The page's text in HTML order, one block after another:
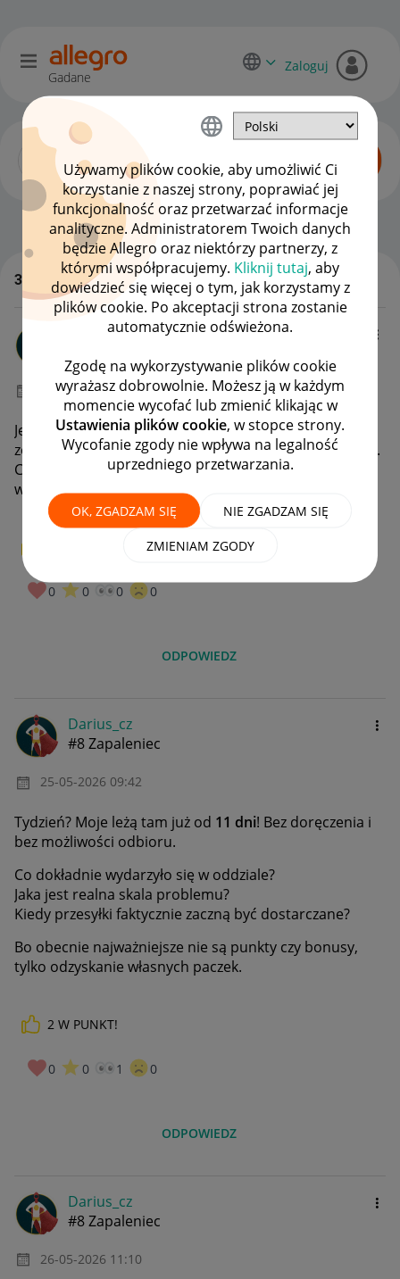
Używamy plików cookie, aby umożliwić Ci
korzystanie z naszej strony, poprawiać jej
funkcjonalność oraz przetwarzać informacje
analityczne. Administratorem Twoich danych
będzie Allegro oraz niektórzy partnerzy, z
którymi współpracujemy. Kliknij tutaj, aby
dowiedzieć się więcej o tym, jak korzystamy z
plików cookie. Po akceptacji strona zostanie
automatycznie odświeżona.
Zgodę na wykorzystywanie plików cookie
wyrażasz dobrowolnie. Możesz ją w każdym
momencie wycofać lub zmienić klikając w
Ustawienia plików cookie, w stopce strony.
Wycofanie zgody nie wpływa na legalność
uprzedniego przetwarzania.
OK, ZGADZAM SIĘ NIE ZGADZAM SIĘ
ZMIENIAM ZGODY
Gadane
Zaloguj
Allegro One dla kupujących OPCJE
WSZYSTKIE TEMATY
33 odpowiedzi
raf_1987
‎25-05-2026 09:18
Jest poniedziałek 25.05, przesyłki do chwili obecnej nie
zostały dostarczone. Tydzień jak utknęły na magazynie.
Czy Allegro jest poważne? Brak jakiejkolwiek reakcji z
waszej strony....
0 0 0 0
ODPOWIEDZ
Darius_cz
#8 Zapaleniec
‎25-05-2026 09:42
Tydzień? Moje leżą tam już od 11 dni! Bez doręczenia i
bez możliwości odbioru.
Co dokładnie wydarzyło się w oddziale?
Jaka jest realna skala problemu?
Kiedy przesyłki faktycznie zaczną być dostarczane?
Bo obecnie najważniejsze nie są punkty czy bonusy,
tylko odzyskanie własnych paczek.
2 W PUNKT!
0 0 1 0
ODPOWIEDZ
Darius_cz
#8 Zapaleniec
‎26-05-2026 11:10